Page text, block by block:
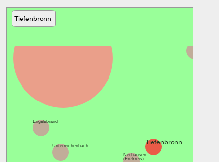
Tiefenbronn
Unterreichenbach
Engelsbrand
Neuhausen
(Enzkreis)
Tiefenbronn
Pforzheim